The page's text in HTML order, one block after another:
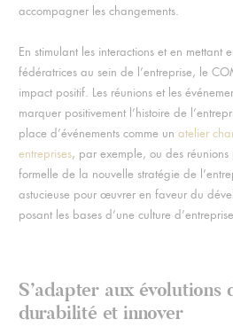
accompagner les changements.
En stimulant les interactions et en mettant
fédératrices au sein de l’entreprise, le
impact positif. Les réunions et les
marquer positivement l’histoire de
place d’événements comme un atelier
entreprises, par exemple, ou des
formelle de la nouvelle stratégie de
astucieuse pour œuvrer en faveur du
posant les bases d’une culture
S’adapter aux évolutions
durabilité et innover